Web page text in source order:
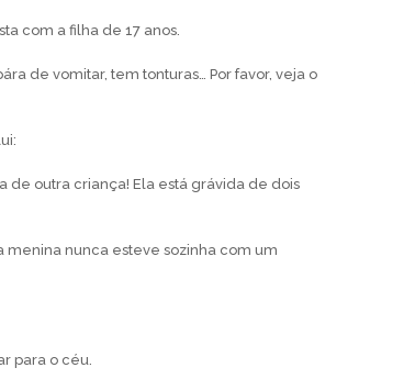
com a filha de 17 anos.
de vomitar, tem tonturas… Por favor, veja o
de outra criança! Ela está grávida de dois
menina nunca esteve sozinha com um
para o céu.